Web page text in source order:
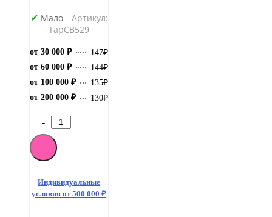
✔ Мало
Артикул:
ТарCB529
от 30 000 ₽ 147₽
от 60 000 ₽
144₽
от 100 000 ₽
135₽
от 200 000 ₽
130₽
Количество
товара
Драже
Nerds
Watermelon
(Вишня-
- +
Индивидуальные
условия от 500 000 ₽